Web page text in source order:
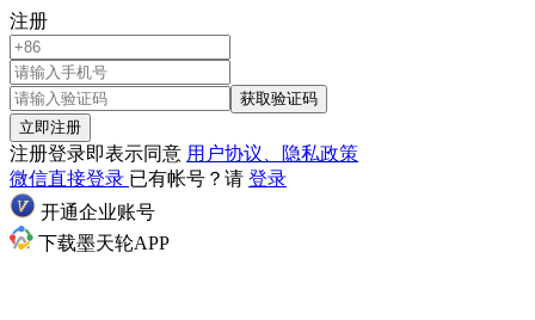
注册
获取验证码
立即注册
注册登录即表示同意 用户协议、隐私政策
微信直接登录 已有帐号？请 登录
开通企业账号
下载墨天轮APP